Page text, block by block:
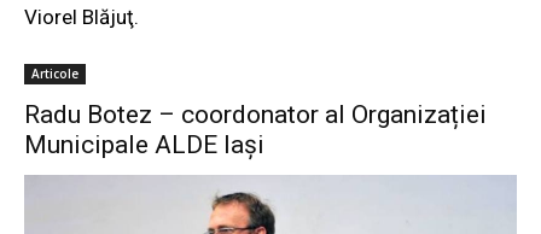
Viorel Blăjuţ.
Articole
Radu Botez – coordonator al Organizației
Municipale ALDE Iași